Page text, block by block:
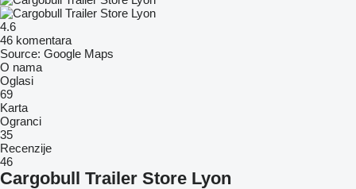
4.6
46 komentara
Source: Google Maps
O nama
Oglasi
69
Karta
Ogranci
35
Recenzije
46
Cargobull Trailer Store Lyon